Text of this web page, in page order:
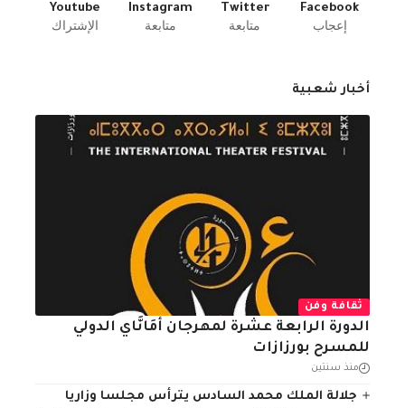
Facebook
إعجاب
Twitter
متابعة
Instagram
متابعة
Youtube
الإشتراك
أخبار شعبية
ثقافة وفن
الدورة الرابعة عشرة لمهرجان أَمَانَّاي الدولي
للمسرح بورزازات
منذ سنتين
جلالة الملك محمد السادس يترأس مجلسا وزاريا